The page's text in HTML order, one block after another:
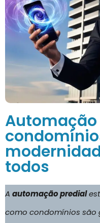
Automação
todos
A automação predial
como condomínios são